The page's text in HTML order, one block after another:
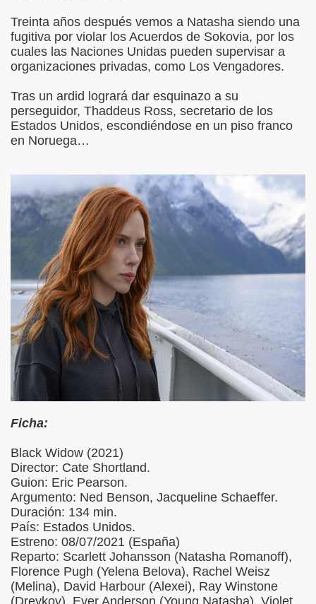
Treinta años después vemos a Natasha siendo una
fugitiva por violar los Acuerdos de Sokovia, por los
cuales las Naciones Unidas pueden supervisar a
organizaciones privadas, como Los Vengadores.
Tras un ardid logrará dar esquinazo a su
perseguidor, Thaddeus Ross, secretario de los
Estados Unidos, escondiéndose en un piso franco
en Noruega…
Ficha:
Black Widow (2021)
Director: Cate Shortland.
Guion: Eric Pearson.
Argumento: Ned Benson, Jacqueline Schaeffer.
Duración: 134 min.
País: Estados Unidos.
Estreno: 08/07/2021 (España)
Reparto: Scarlett Johansson (Natasha Romanoff),
Florence Pugh (Yelena Belova), Rachel Weisz
(Melina), David Harbour (Alexei), Ray Winstone
(Dreykov), Ever Anderson (Young Natasha), Violet